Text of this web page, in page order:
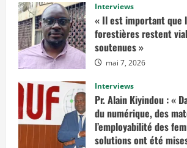
Interviews
« Il est important que
forestières restent
soutenues »
mai 7, 2026
Interviews
Pr. Alain Kiyindou : «
du numérique, des
l’employabilité des
solutions ont été